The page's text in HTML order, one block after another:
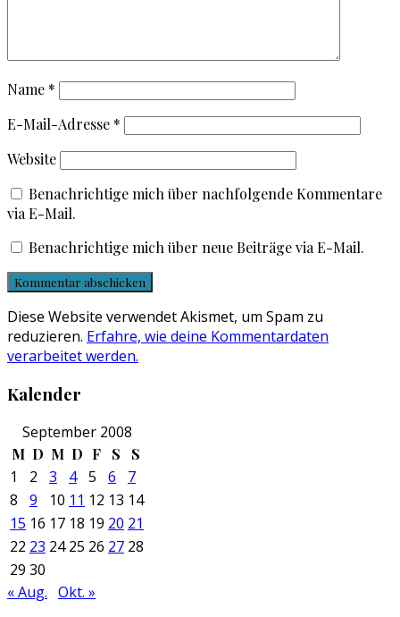
Name *
E-Mail-Adresse *
Website
Benachrichtige mich über nachfolgende Kommentare
via E-Mail.
Benachrichtige mich über neue Beiträge via E-Mail.
Diese Website verwendet Akismet, um Spam zu
reduzieren. Erfahre, wie deine Kommentardaten
verarbeitet werden.
Kalender
September 2008
M D M D F S S
1 2 3 4 5 6
7
8
9 10 11 12 13 14
15 16 17 18 19 20 21
22 23 24 25 26 27 28
29 30
« Aug. Okt. »